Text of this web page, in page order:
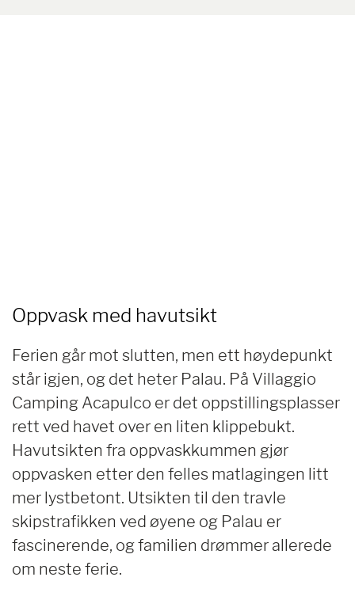
Oppvask med havutsikt
Ferien går mot slutten, men ett høydepunkt
står igjen, og det heter Palau. På Villaggio
Camping Acapulco er det oppstillingsplasser
rett ved havet over en liten klippebukt.
Havutsikten fra oppvaskkummen gjør
oppvasken etter den felles matlagingen litt
mer lystbetont. Utsikten til den travle
skipstrafikken ved øyene og Palau er
fascinerende, og familien drømmer allerede
om neste ferie.